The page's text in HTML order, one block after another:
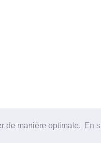
de manière optimale. En